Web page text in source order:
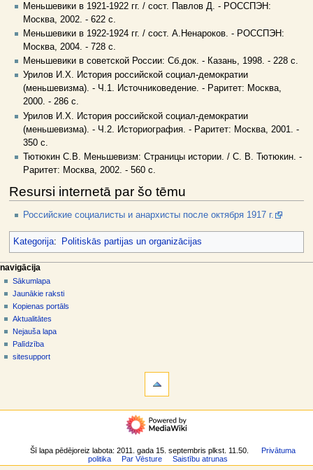
Меньшевики в 1921-1922 гг. / сост. Павлов Д. - РОССПЭН:
Москва, 2002. - 622 с.
Меньшевики в 1922-1924 гг. / cост. А.Ненароков. - РОССПЭН:
Москва, 2004. - 728 с.
Меньшевики в советской России: Сб.док. - Казань, 1998. - 228 с.
Урилов И.Х. История российской социал-демократии
(меньшевизма). - Ч.1. Источниковедение. - Раритет: Москва,
2000. - 286 с.
Урилов И.Х. История российской социал-демократии
(меньшевизма). - Ч.2. Историография. - Раритет: Москва, 2001. -
350 с.
Тютюкин С.В. Меньшевизм: Страницы истории. / С. В. Тютюкин. -
Раритет: Москва, 2002. - 560 с.
Resursi internetā par šo tēmu
Российские социалисты и анархисты после октября 1917 г.
Kategorija: Politiskās partijas un organizācijas
N
a
v
g
ā
c
a
lapas darbības
raksts
diskusija
skatīt
aplūkot
kodu
vēsture
dalībnieka rīki
pieslēgties
navigācija
Sākumlapa
Jaunākie raksti
Kopienas portāls
Aktualitātes
Nejauša lapa
Palīdzība
sitesupport
Īpašās
lapas
navigācija
rakstiŠī lapa pēdējoreiz labota: 2011. gada 15. septembris plkst. 11.50.
Privātuma
politika
Par Vēsture Saistību atrunas